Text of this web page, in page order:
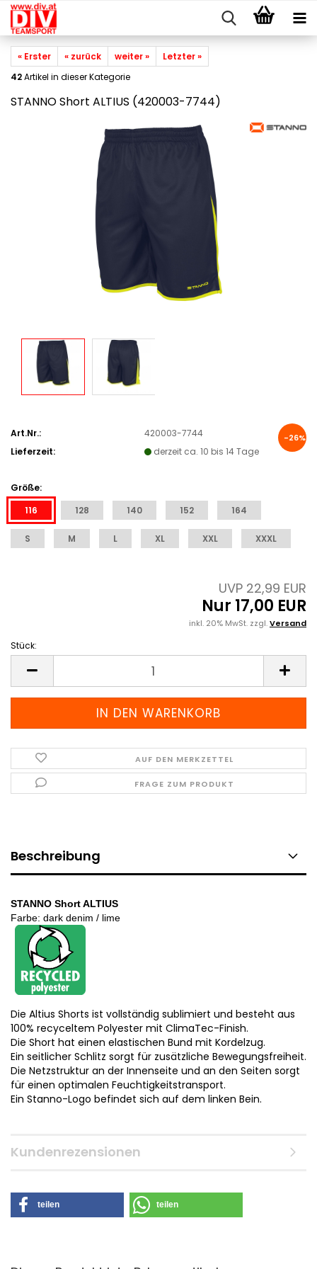
« Erster « zurück weiter »
Letzter »
42Artikel in dieser Kategorie
STANNO Short ALTIUS (420003-7744)
-26%
Art.Nr.:
420003-7744
Lieferzeit:
derzeit ca. 10 bis 14 Tage
Größe:
116
128 140 152 164
S M L XL XXL XXXL
UVP 22,99 EUR
Nur 17,00 EUR
inkl. 20% MwSt. zzgl.Versand
Stück:
AUF DEN MERKZETTEL
FRAGE ZUM PRODUKT
Beschreibung
STANNO Short ALTIUS
Farbe: dark denim / lime
Die Altius Shorts ist vollständig sublimiert und besteht aus
100% recyceltem Polyester mit ClimaTec-Finish.
Die Short hat einen elastischen Bund mit Kordelzug.
Ein seitlicher Schlitz sorgt für zusätzliche Bewegungsfreiheit.
Die Netzstruktur an der Innenseite und an den Seiten sorgt
für einen optimalen Feuchtigkeitstransport.
Ein Stanno-Logo befindet sich auf dem linken Bein.
Kundenrezensionen
teilen teilen